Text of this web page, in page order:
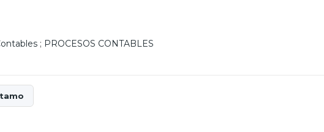
; PROCESOS CONTABLES